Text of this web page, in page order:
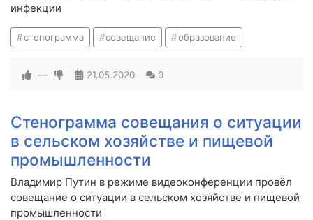
инфекции
стенограмма совещание образование
— 21.05.2020 0
Стенограмма совещания о ситуации
в сельском хозяйстве и пищевой
промышленности
Владимир Путин в режиме видеоконференции провёл
совещание о ситуации в сельском хозяйстве и пищевой
промышленности